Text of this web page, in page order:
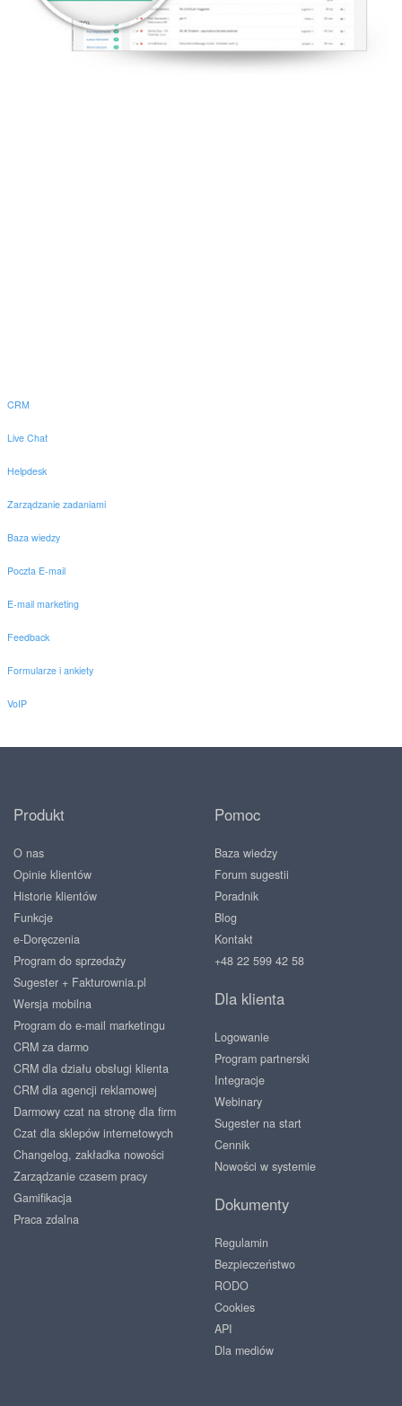
CRM
Live Chat
Helpdesk
Zarządzanie zadaniami
Baza wiedzy
Poczta E-mail
E-mail marketing
Feedback
Formularze i ankiety
VoIP
Produkt
O nas
Opinie klientów
Historie klientów
Funkcje
e-Doręczenia
Program do sprzedaży
Sugester + Fakturownia.pl
Wersja mobilna
Program do e-mail marketingu
CRM za darmo
CRM dla działu obsługi klienta
CRM dla agencji reklamowej
Darmowy czat na stronę dla firm
Czat dla sklepów internetowych
Changelog, zakładka nowości
Zarządzanie czasem pracy
Gamifikacja
Praca zdalna
Pomoc
Baza wiedzy
Forum sugestii
Poradnik
Blog
Kontakt
+48 22 599 42 58
Dla klienta
Logowanie
Program partnerski
Integracje
Webinary
Sugester na start
Cennik
Nowości w systemie
Dokumenty
Regulamin
Bezpieczeństwo
RODO
Cookies
API
Dla mediów